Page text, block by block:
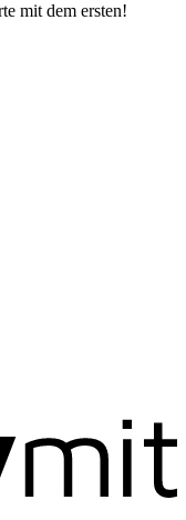
mit dem ersten!